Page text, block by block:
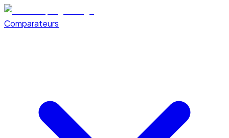
Comparateurs